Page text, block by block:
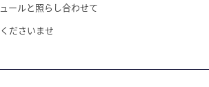
ールと照らし合わせて
ださいませ